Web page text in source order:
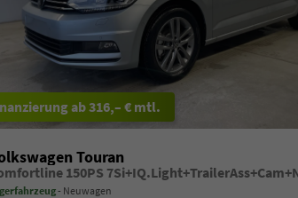
ab 316,– € mtl.
Touran
Neuwagen